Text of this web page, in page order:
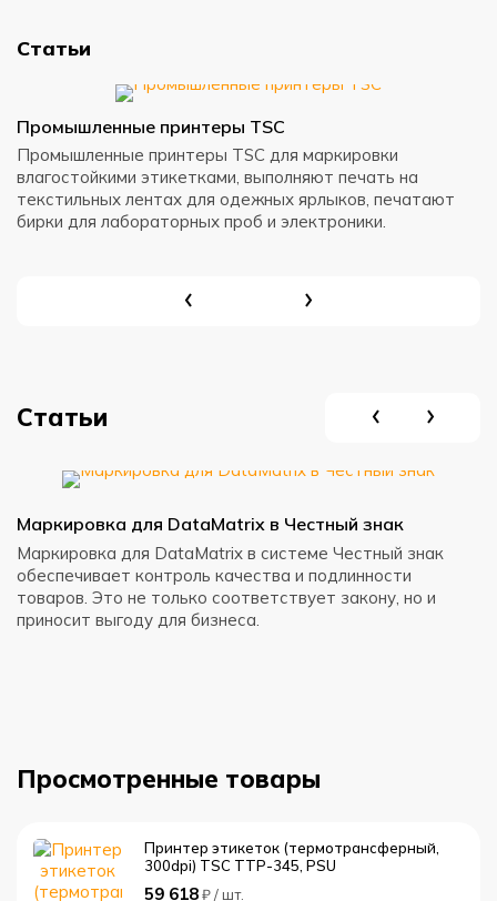
Статьи
Промышленные принтеры TSC
Промышленные принтеры TSC для маркировки
влагостойкими этикетками, выполняют печать на
текстильных лентах для одежных ярлыков, печатают
бирки для лабораторных проб и электроники.
Статьи
Маркировка для DataMatrix в Честный знак
Маркировка для DataMatrix в системе Честный знак
обеспечивает контроль качества и подлинности
товаров. Это не только соответствует закону, но и
приносит выгоду для бизнеса.
Просмотренные товары
Принтер этикеток (термотрансферный,
300dpi) TSC TTP-345, PSU
59 618₽ / шт.